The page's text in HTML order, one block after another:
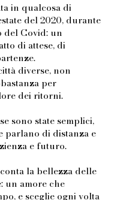
in qualcosa di
del 2020, durante
del Covid: un
di attese, di
diverse, non
per
dei ritorni.
sono state semplici,
parlano di distanza e
e futuro.
la bellezza delle
un amore che
e sceglie ogni volta